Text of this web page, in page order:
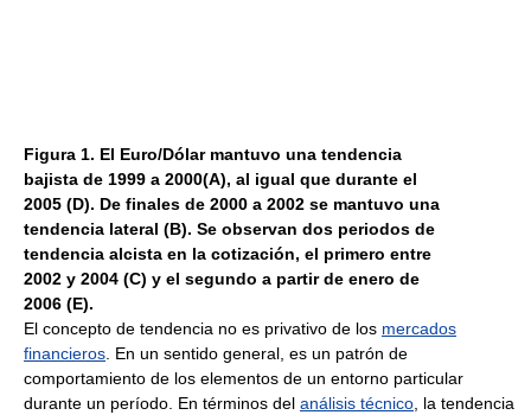
Figura 1. El Euro/Dólar mantuvo una tendencia
bajista de 1999 a 2000(A), al igual que durante el
2005 (D). De finales de 2000 a 2002 se mantuvo una
tendencia lateral (B). Se observan dos periodos de
tendencia alcista en la cotización, el primero entre
2002 y 2004 (C) y el segundo a partir de enero de
2006 (E).
El concepto de tendencia no es privativo de los mercados
financieros . En un sentido general, es un patrón de
comportamiento de los elementos de un entorno particular
durante un período. En términos del análisis técnico , la tendencia